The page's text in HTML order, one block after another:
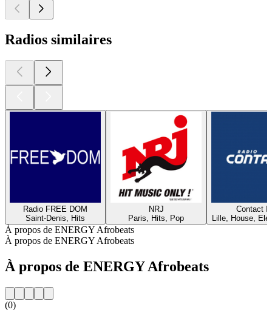
Radios similaires
Radio FREE DOM
Saint-Denis, Hits
NRJ
Paris, Hits, Pop
Contact
Lille, House,
À propos de ENERGY Afrobeats
À propos de ENERGY Afrobeats
À propos de ENERGY Afrobeats
(0)